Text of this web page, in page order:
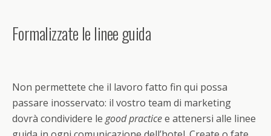
Formalizzate le linee guida
Non permettete che il lavoro fatto fin qui possa
passare inosservato: il vostro team di marketing
dovrà condividere legood practicee attenersi alle linee